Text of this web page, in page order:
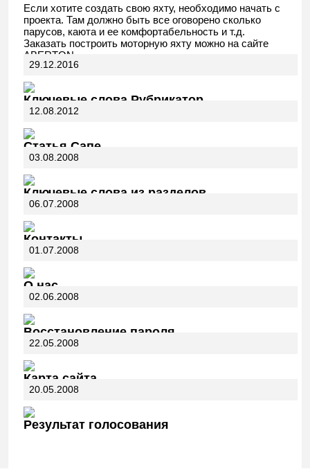
Если хотите создать свою яхту, необходимо начать с
проекта. Там должно быть все оговорено сколько
парусов, каюта и ее комфортабельность и т.д.
Заказать построить моторную яхту можно на сайте
ABERTON.
29.12.2016
Ключевые слова Рубрикатор
12.08.2012
Статья Сапе
03.08.2008
Ключевые слова из разделов
06.07.2008
Контакты
01.07.2008
О нас
02.06.2008
Восстановление пароля
22.05.2008
Карта сайта
20.05.2008
Результат голосования